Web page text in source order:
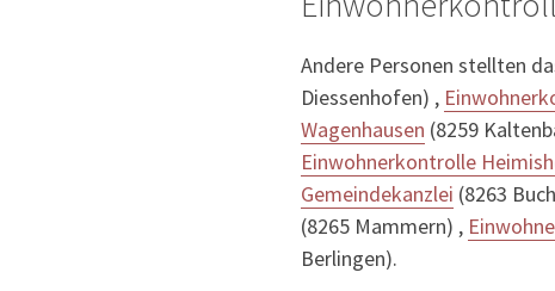
Andere Personen stellten
Diessenhofen) ,
Wagenhausen (8259
Einwohnerkontrolle
Gemeindekanzlei (8263
(8265 Mammern) ,
Berlingen).